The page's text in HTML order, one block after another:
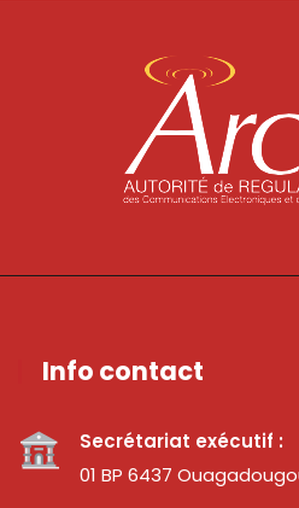
Info contact
Secrétariat exécutif :
01 BP 6437